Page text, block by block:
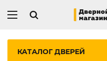
КАТАЛОГДВЕРЕЙ